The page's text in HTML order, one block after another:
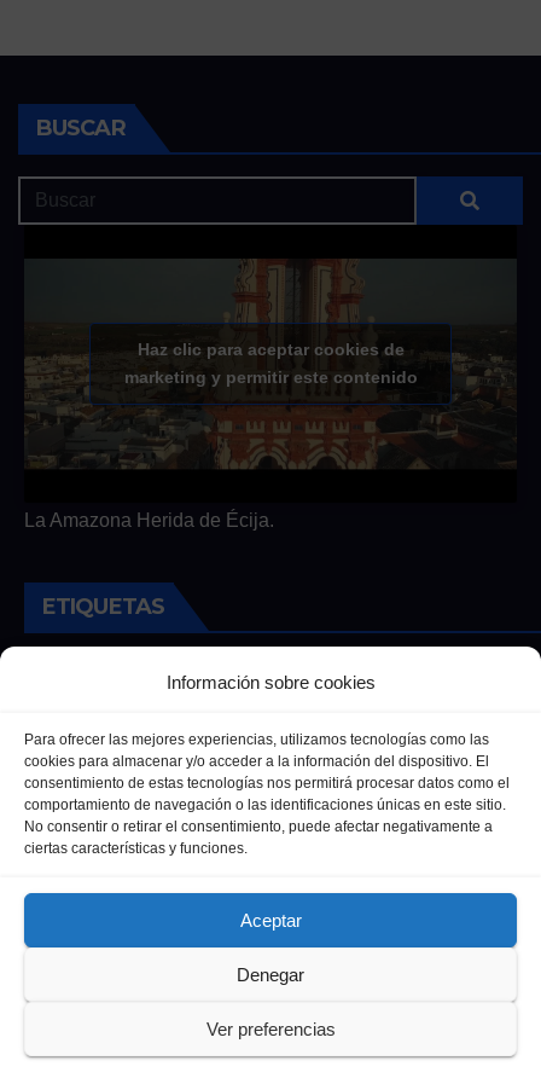
Información sobre cookies
Para ofrecer las mejores experiencias, utilizamos tecnologías como las
cookies para almacenar y/o acceder a la información del dispositivo. El
consentimiento de estas tecnologías nos permitirá procesar datos como el
comportamiento de navegación o las identificaciones únicas en este sitio.
No consentir o retirar el consentimiento, puede afectar negativamente a
ciertas características y funciones.
Aceptar
Denegar
Ver preferencias
BUSCAR
Haz clic para aceptar cookies de
marketing y permitir este contenido
La Amazona Herida de Écija.
ETIQUETAS
Andalucía Cultura Deportes